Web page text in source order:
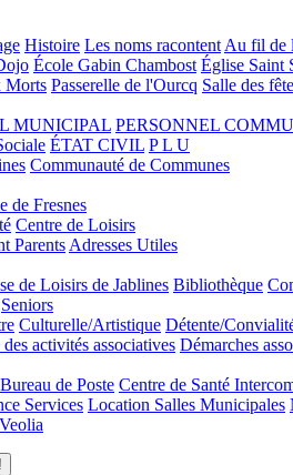
Histoire Les noms racontentAu fil de
École Gabin Chambost Église Saint
Morts Passerelle de l'Ourcq Salle des
MUNICIPAL PERSONNEL
ÉTAT CIVIL P L U
Communauté de Communes
de Fresnes
Centre de Loisirs
ParentsAdresses Utiles
de Loisirs de Jablines Bibliothèque
Seniors
Culturelle/Artistique Détente/
activités associatives Démarches
Bureau de Poste Centre de Santé
Services Location Salles Municipales
Veolia